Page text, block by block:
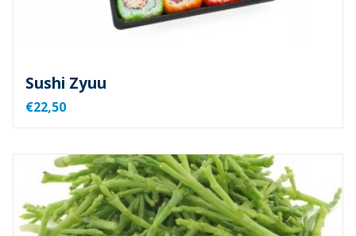
Sushi Zyuu
€22,50